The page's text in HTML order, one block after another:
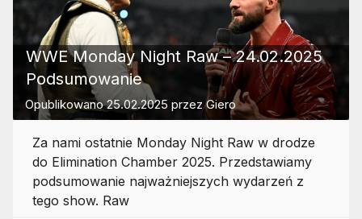
WWE Monday Night Raw – 24.02.2025
Podsumowanie
Opublikowano25.02.2025 przezGiero
Za nami ostatnie Monday Night Raw w drodze
do Elimination Chamber 2025. Przedstawiamy
podsumowanie najważniejszych wydarzeń z
tego show. Raw